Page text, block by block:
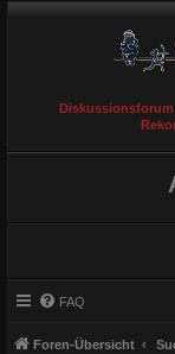
FAQ
Foren-Übersicht